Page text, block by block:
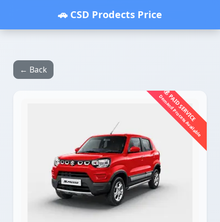
🚗 CSD Prodects Price
← Back
💰 PAID SERVICE
Demand Process Available